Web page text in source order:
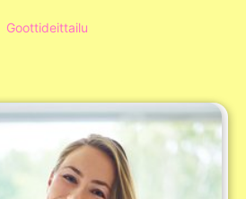
Goottideittailu